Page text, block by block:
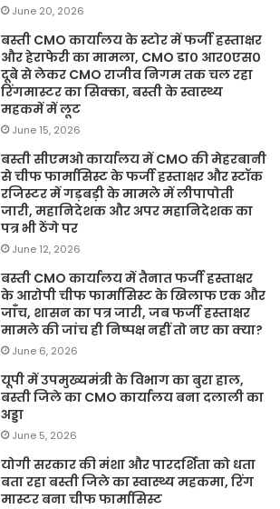
June 20, 2026
बस्ती CMO कार्यालय के स्टोर में फर्जी हस्ताक्षर
और हेराफेरी का मामला, CMO डा० आर०एस०
दूबे से लेकर CMO राजीव निगम तक चल रहा
रिंगमास्टर का सिक्का, बस्ती के स्वास्थ्य
महकमें में लूट
June 15, 2026
बस्ती सीएमओ कार्यालय में CMO की मेहरबानी
से चीफ फार्मासिस्ट के फर्जी हस्ताक्षर और स्टॉक
रजिस्टर में गड़बड़ी के मामले में लीपापोती
जारी, महानिदेशक और अपर महानिदेशक का
पत्र भी ठेंगे पर
June 12, 2026
बस्ती CMO कार्यालय में तैनात फर्जी हस्ताक्षर
के आरोपी चीफ फार्मासिस्ट के खिलाफ एक और
जाँच, शासन का पत्र जारी, जब फर्जी हस्ताक्षर
मामले की जांच ही निष्पक्ष नहीं तो नए का क्या?
June 6, 2026
यूपी में उपमुख्यमंत्री के विभाग का बुरा हाल,
बस्ती जिले का CMO कार्यालय बना दलाली का
अड्डा
June 5, 2026
योगी सरकार की मंशा और पारदर्शिता को धता
बता रहा बस्ती जिले का स्वास्थ्य महकमा, रिंग
मास्टर बना चीफ फार्मासिस्ट